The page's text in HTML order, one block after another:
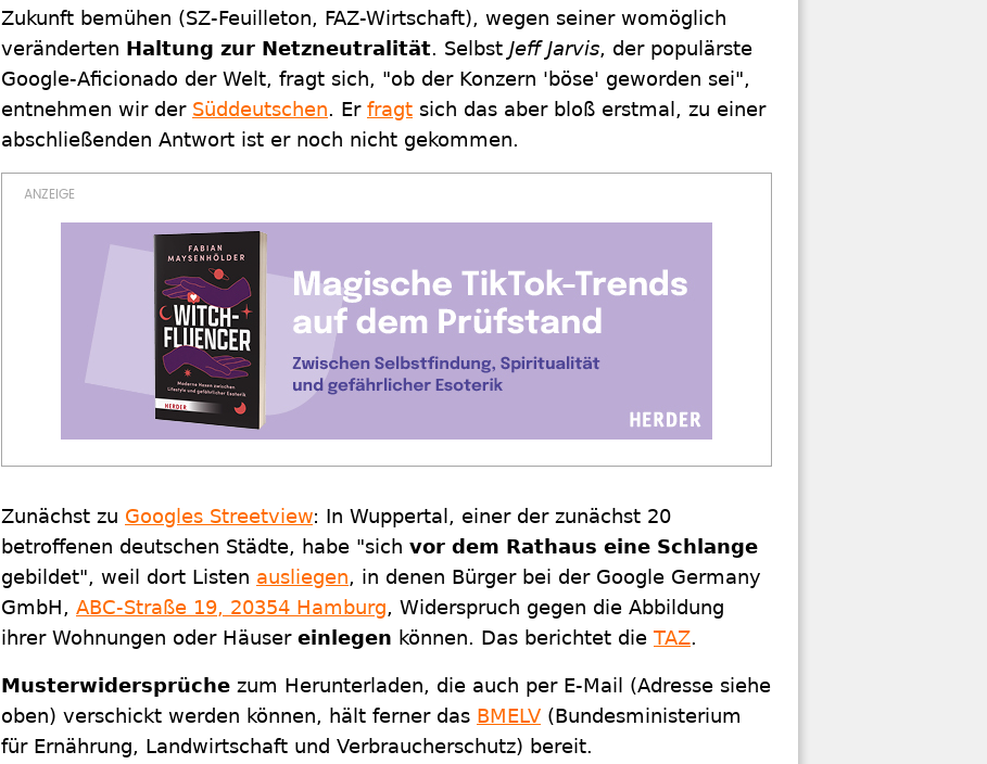
Zukunft bemühen (SZ-Feuilleton, FAZ-Wirtschaft), wegen seiner womöglich
veränderten Haltung zur Netzneutralität. Selbst Jeff Jarvis, der populärste
Google-Aficionado der Welt, fragt sich, "ob der Konzern 'böse' geworden sei",
entnehmen wir der Süddeutschen. Er fragt sich das aber bloß erstmal, zu einer
abschließenden Antwort ist er noch nicht gekommen.
Zunächst zu Googles Streetview: In Wuppertal, einer der zunächst 20
betroffenen deutschen Städte, habe "sich vor dem Rathaus eine Schlange
gebildet", weil dort Listen ausliegen, in denen Bürger bei der Google Germany
GmbH, ABC-Straße 19, 20354 Hamburg, Widerspruch gegen die Abbildung
ihrer Wohnungen oder Häuser einlegen können. Das berichtet die TAZ.
Musterwidersprüche zum Herunterladen, die auch per E-Mail (Adresse siehe
oben) verschickt werden können, hält ferner das BMELV (Bundesministerium
für Ernährung, Landwirtschaft und Verbraucherschutz) bereit.